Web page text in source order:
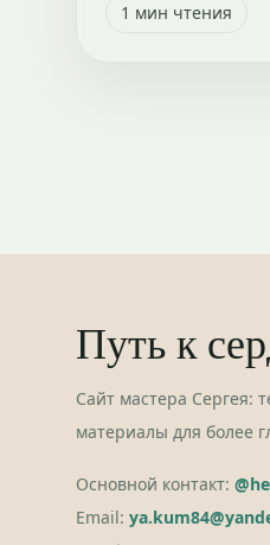
1 мин чтения
Путь к
Сайт мастера Сергея:
материалы для более
Основной контакт:
Email: